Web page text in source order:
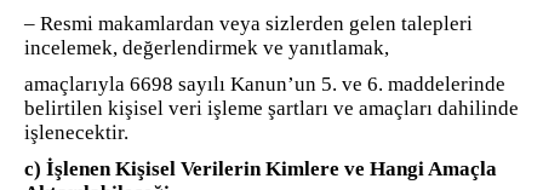
– Resmi makamlardan veya sizlerden gelen talepleri
incelemek, değerlendirmek ve yanıtlamak,
amaçlarıyla 6698 sayılı Kanun’un 5. ve 6. maddelerinde
belirtilen kişisel veri işleme şartları ve amaçları dahilinde
işlenecektir.
c) İşlenen Kişisel Verilerin Kimlere ve Hangi Amaçla